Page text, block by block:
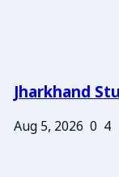
Jharkhand
Aug 5, 2026 0 4